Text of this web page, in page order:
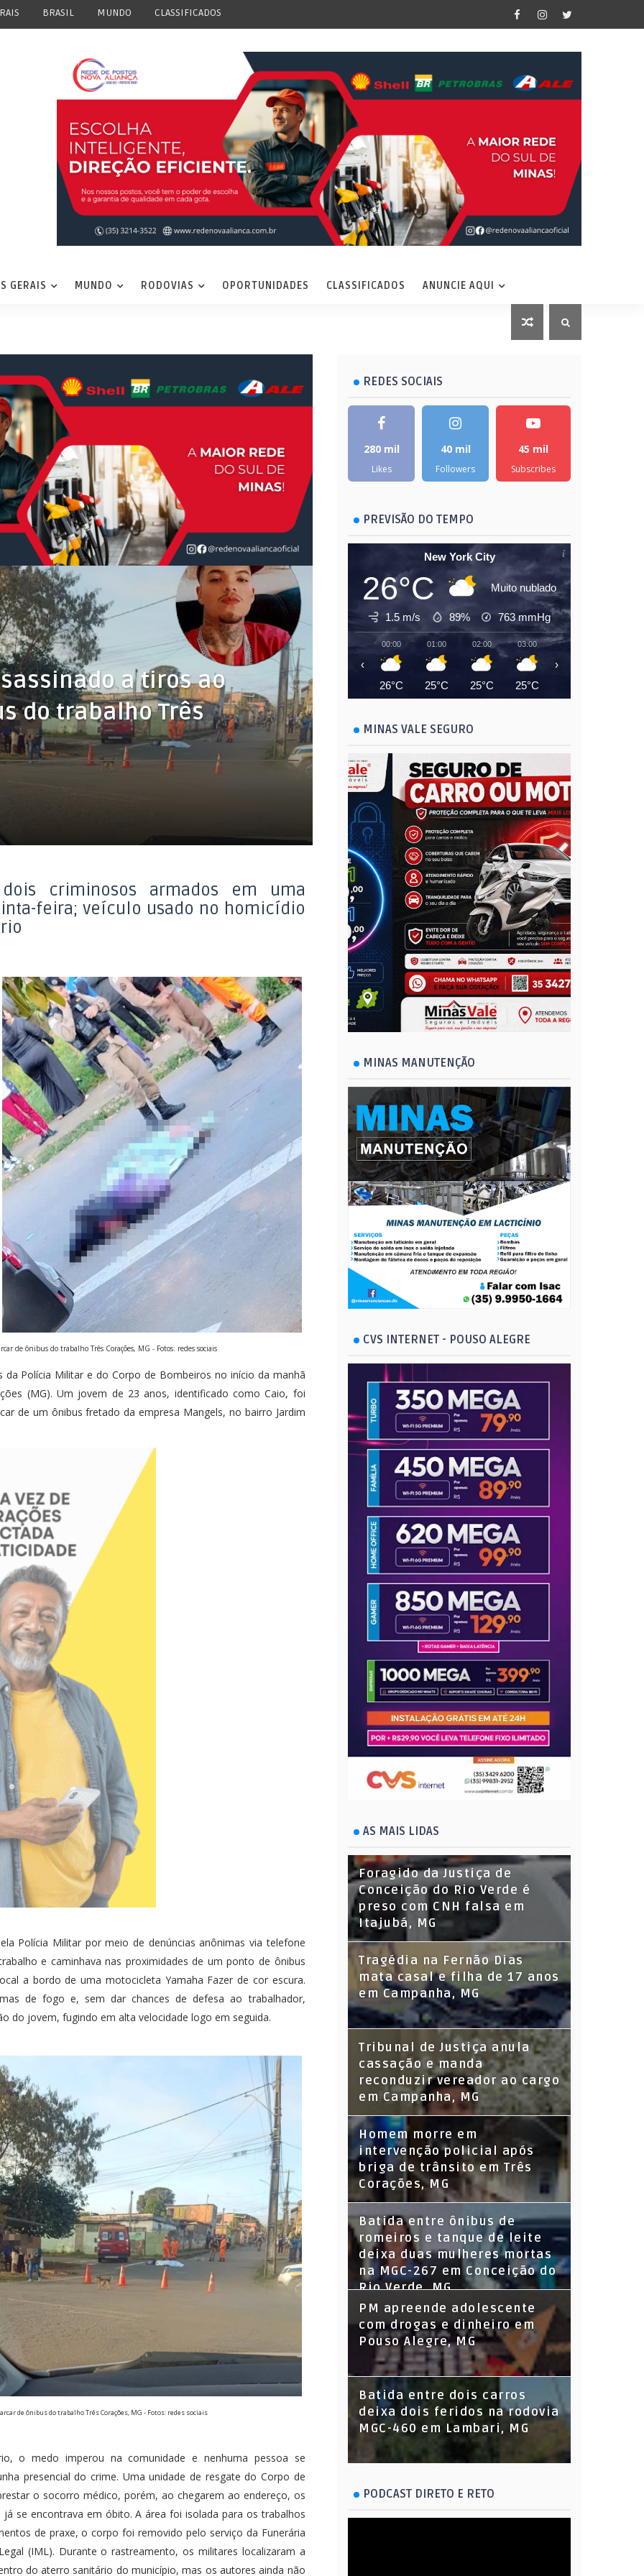
BRASIL MUNDO CLASSIFICADOS
GERAIS MUNDO RODOVIAS OPORTUNIDADES CLASSIFICADOS ANUNCIE AQUI
a tiros ao
do trabalho Três
criminosos armados em uma
feira; veículo usado no homicídio
de ônibus do trabalho Três Corações, MG - Fotos: redes sociais
Polícia Militar e do Corpo de Bombeiros no início da manhã
(MG). Um jovem de 23 anos, identificado como Caio, foi
de um ônibus fretado da empresa Mangels, no bairro Jardim
Polícia Militar por meio de denúncias anônimas via telefone
e caminhava nas proximidades de um ponto de ônibus
a bordo de uma motocicleta Yamaha Fazer de cor escura.
de fogo e, sem dar chances de defesa ao trabalhador,
do jovem, fugindo em alta velocidade logo em seguida.
de ônibus do trabalho Três Corações, MG - Fotos: redes sociais
o medo imperou na comunidade e nenhuma pessoa se
presencial do crime. Uma unidade de resgate do Corpo de
o socorro médico, porém, ao chegarem ao endereço, os
se encontrava em óbito. A área foi isolada para os trabalhos
de praxe, o corpo foi removido pelo serviço da Funerária
(IML). Durante o rastreamento, os militares localizaram a
do aterro sanitário do município, mas os autores ainda não
REDES SOCIAIS
280 mil
Likes
40 mil
Followers
45 mil
Subscribes
PREVISÃO DO TEMPO
New York City
26°C Muito nublado
1.5 m/s 89% 763mmHg
00:00
26°C
01:00
25°C
02:00
25°C
03:00
25°C
04:00
‹ ›
MINAS VALE SEGURO
MINAS MANUTENÇÃO
CVS INTERNET - POUSO ALEGRE
AS MAIS LIDAS
Foragido da Justiça de
Conceição do Rio Verde é
preso com CNH falsa em
Itajubá, MG
Tragédia na Fernão Dias
mata casal e filha de 17 anos
em Campanha, MG
Tribunal de Justiça anula
cassação e manda
reconduzir vereador ao cargo
em Campanha, MG
Homem morre em
intervenção policial após
briga de trânsito em Três
Corações, MG
Batida entre ônibus de
romeiros e tanque de leite
deixa duas mulheres mortas
na MGC-267 em Conceição do
Rio Verde, MG
PM apreende adolescente
com drogas e dinheiro em
Pouso Alegre, MG
Batida entre dois carros
deixa dois feridos na rodovia
MGC-460 em Lambari, MG
PODCAST DIRETO E RETO